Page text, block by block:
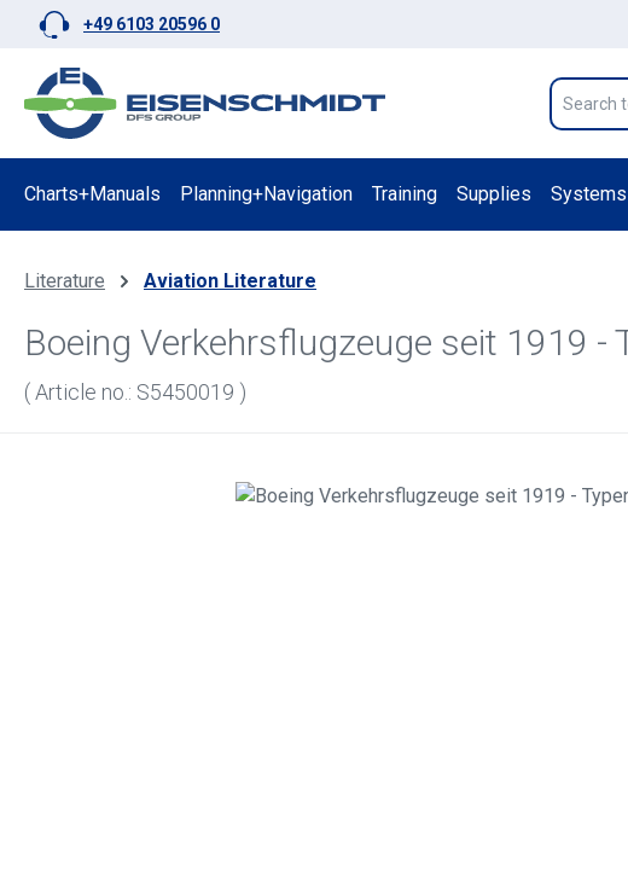
to main content
Skip to search
Skip to main navigation
+49 6103 20596 0
Charts+Manuals Planning+Navigation Training Supplies Systems
Literature Aviation Literature
Boeing Verkehrsflugzeuge seit 1919 -
( Article no.: S5450019 )